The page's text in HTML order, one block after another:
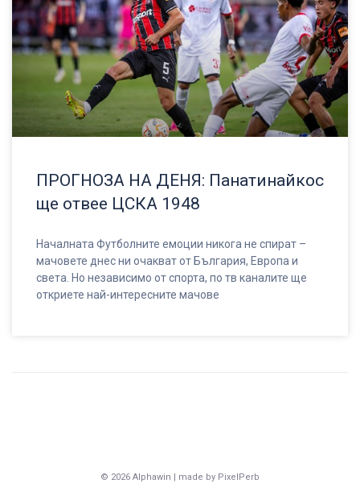
ПРОГНОЗА НА ДЕНЯ: Панатинайкос
ще отвее ЦСКА 1948
Началната Футболните емоции никога не спират –
мачовете днес ни очакват от България, Европа и
света. Но независимо от спорта, по тв каналите ще
откриете най-интересните мачове
© 2026 Alphawin | made by PixelPerb